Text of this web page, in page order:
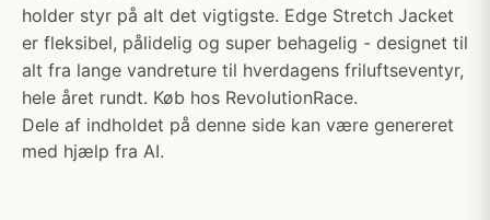
holder styr på alt det vigtigste. Edge Stretch Jacket
er fleksibel, pålidelig og super behagelig - designet til
alt fra lange vandreture til hverdagens friluftseventyr,
hele året rundt. Køb hos RevolutionRace.
Dele af indholdet på denne side kan være genereret
med hjælp fra AI.